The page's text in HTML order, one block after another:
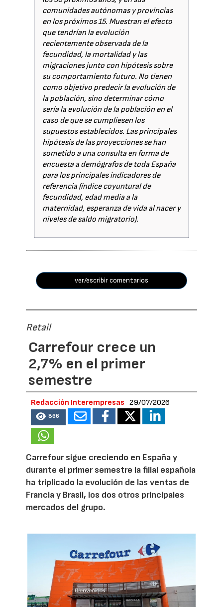
comunidades autónomas y provincias
en los próximos 15. Muestran el efecto
que tendrían la evolución
recientemente observada de la
fecundidad, la mortalidad y las
migraciones junto con hipótesis sobre
su comportamiento futuro. No tienen
como objetivo predecir la evolución de
la población, sino determinar cómo
sería la evolución de la población en el
caso de que se cumpliesen los
supuestos establecidos. Las principales
hipótesis de las proyecciones se han
sometido a una consulta en forma de
encuesta a demógrafos de toda España
para los principales indicadores de
referencia (índice coyuntural de
fecundidad, edad media a la
maternidad, esperanza de vida al nacer y
niveles de saldo migratorio).
ver/escribir comentarios
Retail
Carrefour crece un
2,7% en el primer
semestre
Redacción Interempresas 29/07/2026
866
Carrefour sigue creciendo en España y
durante el primer semestre la filial española
ha triplicado la evolución de las ventas de
Francia y Brasil, los dos otros principales
mercados del grupo.